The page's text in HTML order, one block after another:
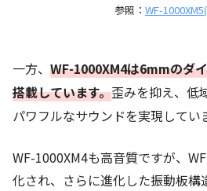
参照： WF-
一方、 WF-1000XM4は6mmのダ
搭載しています。歪みを抑え、低
パワフルなサウンドを実現してい
WF-1000XM4も高音質ですが、
化され、さらに進化した振動板構